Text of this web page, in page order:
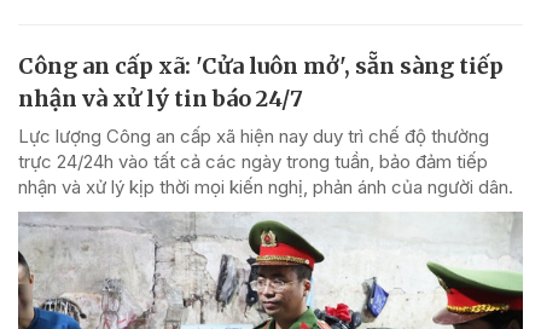
Công an cấp xã: 'Cửa luôn mở', sẵn sàng tiếp
nhận và xử lý tin báo 24/7
Lực lượng Công an cấp xã hiện nay duy trì chế độ thường
trực 24/24h vào tất cả các ngày trong tuần, bảo đảm tiếp
nhận và xử lý kịp thời mọi kiến nghị, phản ánh của người dân.